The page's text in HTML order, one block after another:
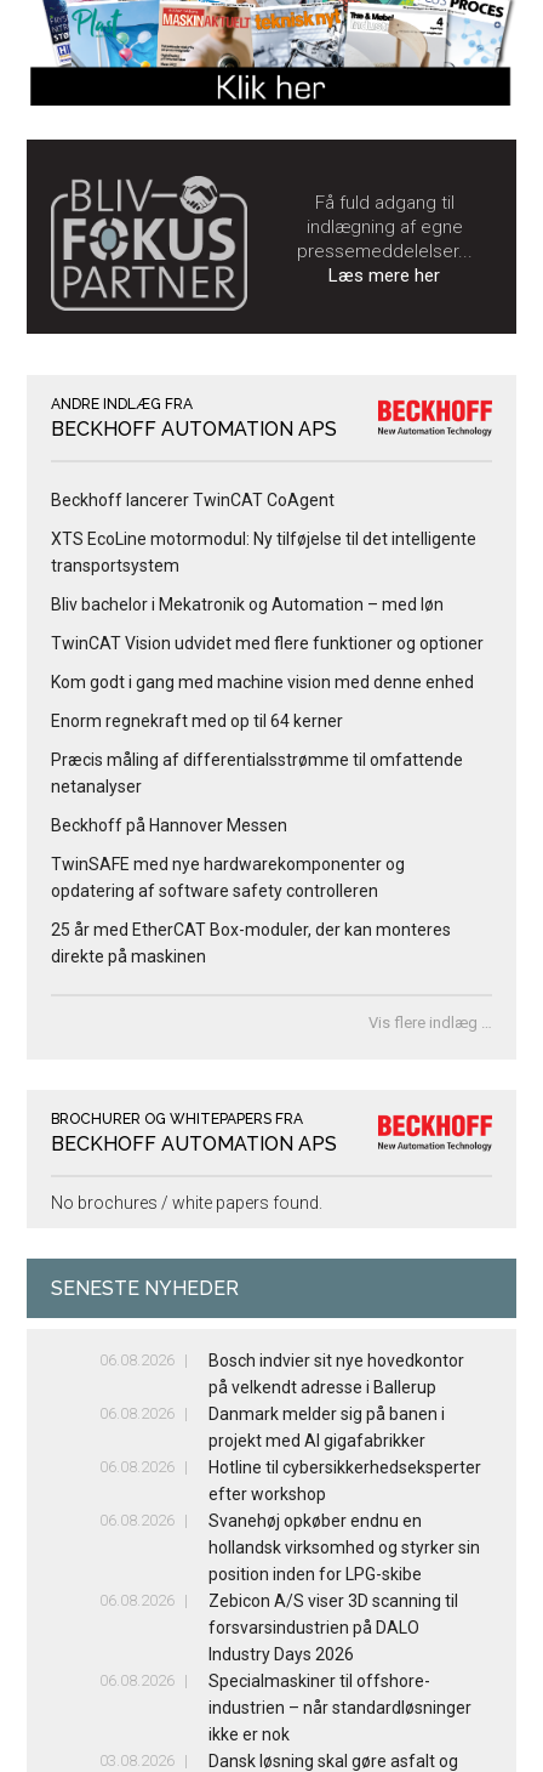
Få fuld adgang til
indlægning af egne
pressemeddelelser...
Læs mere her
ANDRE INDLÆG FRA
BECKHOFF AUTOMATION APS
Beckhoff lancerer TwinCAT CoAgent
XTS EcoLine motormodul: Ny tilføjelse til det intelligente
transportsystem
Bliv bachelor i Mekatronik og Automation – med løn
TwinCAT Vision udvidet med flere funktioner og optioner
Kom godt i gang med machine vision med denne enhed
Enorm regnekraft med op til 64 kerner
Præcis måling af differentialsstrømme til omfattende
netanalyser
Beckhoff på Hannover Messen
TwinSAFE med nye hardwarekomponenter og
opdatering af software safety controlleren
25 år med EtherCAT Box-moduler, der kan monteres
direkte på maskinen
Vis flere indlæg …
BROCHURER OG WHITEPAPERS FRA
BECKHOFF AUTOMATION APS
No brochures / white papers found.
SENESTE NYHEDER
06.08.2026
Bosch indvier sit nye hovedkontor
på velkendt adresse i Ballerup
06.08.2026
Danmark melder sig på banen i
projekt med AI gigafabrikker
06.08.2026
Hotline til cybersikkerhedseksperter
efter workshop
06.08.2026
Svanehøj opkøber endnu en
hollandsk virksomhed og styrker sin
position inden for LPG-skibe
06.08.2026
Zebicon A/S viser 3D scanning til
forsvarsindustrien på DALO
Industry Days 2026
06.08.2026
Specialmaskiner til offshore-
industrien – når standardløsninger
ikke er nok
03.08.2026
Dansk løsning skal gøre asfalt og